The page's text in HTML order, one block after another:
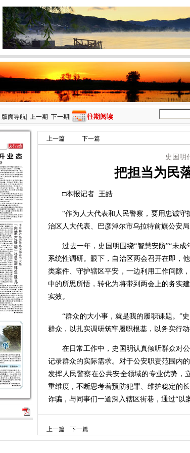
版面导航 上一期 下一期 往期阅读
上一篇 下一篇
史国明
把担当为民
□本报记者 王皓
“作为人大代表和人民警察，要用忠诚守
治区人大代表、巴彦淖尔市乌拉特前旗公安
过去一年，史国明围绕“智慧安防”“未成
系统性调研。眼下，自治区两会召开在即
类案件、守护辖区平安，一边利用工作间隙
中的所思所悟，转化为将带到两会上的务实
实效。
“群众的大小事，就是我的履职课题。”史
群众，以扎实调研筑牢履职根基，以务实行动
在日常工作中，史国明认真倾听群众对公
记录群众的实际需求。对于公安职责范围内
发挥人民警察在公共安全领域的专业优势，
重维度，不断思考着预防犯罪、维护稳定的
诈骗，与同事们一道深入辖区街巷，通过“以
大代表职责的道路上不断前行，积极建言献
上一篇 下一篇